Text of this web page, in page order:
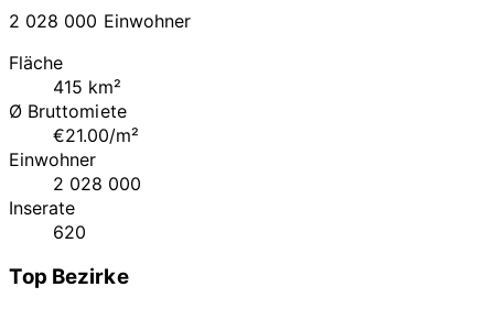
2 028 000 Einwohner
Fläche
415 km²
Ø Bruttomiete
€21.00/m²
Einwohner
2 028 000
Inserate
620
Top Bezirke